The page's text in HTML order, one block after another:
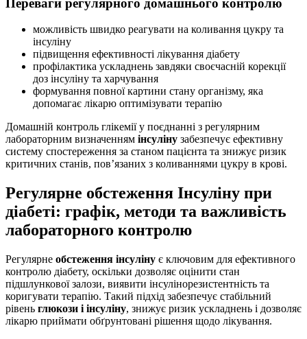
Переваги регулярного домашнього контролю
можливість швидко реагувати на коливання цукру та
інсуліну
підвищення ефективності лікування діабету
профілактика ускладнень завдяки своєчасній корекції
доз інсуліну та харчування
формування повної картини стану організму, яка
допомагає лікарю оптимізувати терапію
Домашній контроль глікемії у поєднанні з регулярним
лабораторним визначенням інсуліну забезпечує ефективну
систему спостереження за станом пацієнта та знижує ризик
критичних станів, пов’язаних з коливаннями цукру в крові.
Регулярне обстеження Інсуліну при
діабеті: графік, методи та важливість
лабораторного контролю
Регулярне обстеження інсуліну є ключовим для ефективного
контролю діабету, оскільки дозволяє оцінити стан
підшлункової залози, виявити інсулінорезистентність та
коригувати терапію. Такий підхід забезпечує стабільний
рівень глюкози і інсуліну, знижує ризик ускладнень і дозволяє
лікарю приймати обґрунтовані рішення щодо лікування.